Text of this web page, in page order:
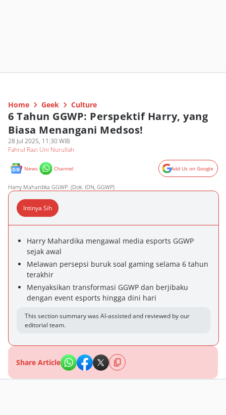
Home Geek Culture
6 Tahun GGWP: Perspektif Harry, yang
Biasa Menangani Medsos!
28 Jul 2025, 11:30 WIB
Fahrul Razi Uni Nurullah
News Channel Add Us on Google
Harry Mahardika GGWP. (Dok. IDN, GGWP)
Intinya Sih
Harry Mahardika mengawal media esports GGWP
sejak awal
Melawan persepsi buruk soal gaming selama 6 tahun
terakhir
Menyaksikan transformasi GGWP dan berjibaku
dengan event esports hingga dini hari
This section summary was AI-assisted and reviewed by our
editorial team.
Share Article